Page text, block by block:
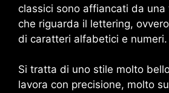
classici sono affiancati da
che riguarda il lettering,
di caratteri alfabetici e numeri.
Si tratta di uno stile molto
lavora con precisione, molto